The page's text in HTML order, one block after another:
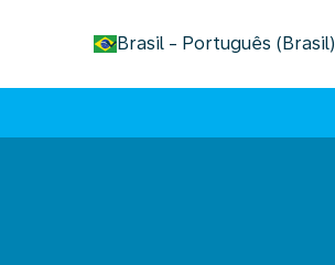
Brasil - Português (Brasil)
keyboard_arrow_down